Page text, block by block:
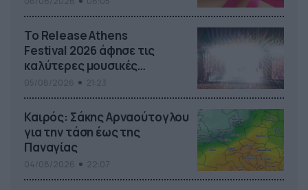
Το Release Athens
Festival 2026 άφησε τις
καλύτερες μουσικές
αναμνήσεις
Καιρός: Σάκης Αρναούτογλου
για την τάση έως της
Παναγίας